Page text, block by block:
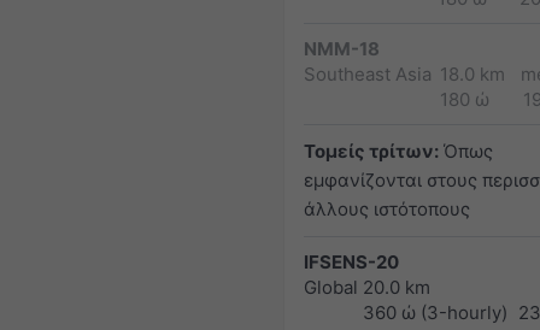
NMM-18
Southeast Asia 18.0 km
180 ώ
Τομείς τρίτων: Όπως
εμφανίζονται στους
άλλους ιστότοπους
IFSENS-20
Global 20.0 km
360 ώ (3-hourly)